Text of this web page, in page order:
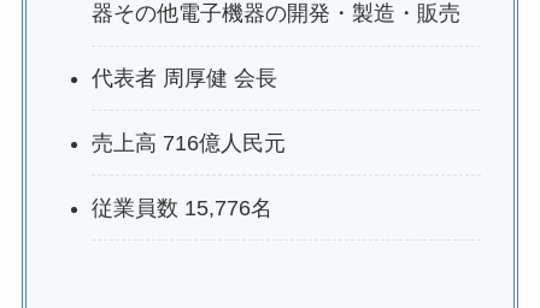
器その他電子機器の開発・製造・販売
代表者 周厚健 会長
売上高 716億人民元
従業員数 15,776名